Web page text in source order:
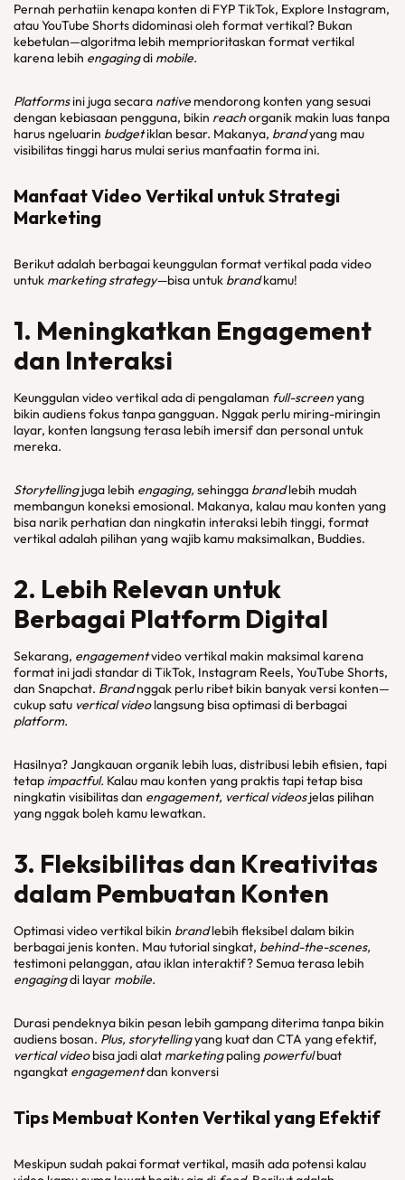
Pernah perhatiin kenapa konten di FYP TikTok, Explore Instagram,
atau YouTube Shorts didominasi oleh format vertikal? Bukan
kebetulan—algoritma lebih memprioritaskan format vertikal
karena lebih engagingdi mobile.
Platformsini juga secara native mendorong konten yang sesuai
dengan kebiasaan pengguna, bikin reachorganik makin luas tanpa
harus ngeluarin budgetiklan besar. Makanya, brandyang mau
visibilitas tinggi harus mulai serius manfaatin forma ini.
Manfaat Video Vertikal untuk Strategi
Marketing
Berikut adalah berbagai keunggulan format vertikal pada video
untuk marketing strategy—bisa untuk brandkamu!
1. Meningkatkan Engagement
dan Interaksi
Keunggulan video vertikal ada di pengalaman full-screenyang
bikin audiens fokus tanpa gangguan. Nggak perlu miring-miringin
layar, konten langsung terasa lebih imersif dan personal untuk
mereka.
Storytellingjuga lebih engaging, sehingga brandlebih mudah
membangun koneksi emosional. Makanya, kalau mau konten yang
bisa narik perhatian dan ningkatin interaksi lebih tinggi, format
vertikal adalah pilihan yang wajib kamu maksimalkan, Buddies.
2. Lebih Relevan untuk
Berbagai Platform Digital
Sekarang, engagementvideo vertikal makin maksimal karena
format ini jadi standar di TikTok, Instagram Reels, YouTube Shorts,
dan Snapchat. Brandnggak perlu ribet bikin banyak versi konten—
cukup satu vertical videolangsung bisa optimasi di berbagai
platform.
Hasilnya? Jangkauan organik lebih luas, distribusi lebih efisien, tapi
tetap impactful. Kalau mau konten yang praktis tapi tetap bisa
ningkatin visibilitas dan engagement, vertical videosjelas pilihan
yang nggak boleh kamu lewatkan.
3. Fleksibilitas dan Kreativitas
dalam Pembuatan Konten
Optimasi video vertikal bikin brandlebih fleksibel dalam bikin
berbagai jenis konten. Mau tutorial singkat, behind-the-scenes,
testimoni pelanggan, atau iklan interaktif? Semua terasa lebih
engagingdi layar mobile.
Durasi pendeknya bikin pesan lebih gampang diterima tanpa bikin
audiens bosan. Plus, storytellingyang kuat dan CTA yang efektif,
vertical videobisa jadi alat marketingpaling powerfulbuat
ngangkat engagementdan konversi
Tips Membuat Konten Vertikal yang Efektif
Meskipun sudah pakai format vertikal, masih ada potensi kalau